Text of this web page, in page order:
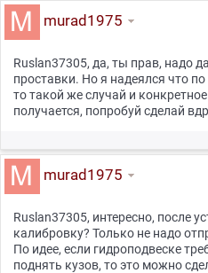
murad1975
Ruslan37305, да, ты прав, надо
проставки. Но я надеялся что
то такой же случай и
получается, попробуй сделай
murad1975
Ruslan37305, интересно, после
калибровку? Только не надо
По идее, если гидроподвеске
поднять кузов, то это можно